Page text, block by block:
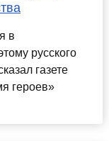
в
русского
газете
героев»